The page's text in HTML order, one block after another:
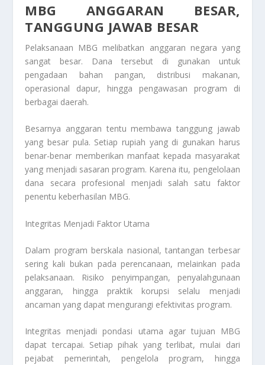
MBG ANGGARAN BESAR,
TANGGUNG JAWAB BESAR
Pelaksanaan MBG melibatkan anggaran negara yang
sangat besar. Dana tersebut di gunakan untuk
pengadaan bahan pangan, distribusi makanan,
operasional dapur, hingga pengawasan program di
berbagai daerah.
Besarnya anggaran tentu membawa tanggung jawab
yang besar pula. Setiap rupiah yang di gunakan harus
benar-benar memberikan manfaat kepada masyarakat
yang menjadi sasaran program. Karena itu, pengelolaan
dana secara profesional menjadi salah satu faktor
penentu keberhasilan MBG.
Integritas Menjadi Faktor Utama
Dalam program berskala nasional, tantangan terbesar
sering kali bukan pada perencanaan, melainkan pada
pelaksanaan. Risiko penyimpangan, penyalahgunaan
anggaran, hingga praktik korupsi selalu menjadi
ancaman yang dapat mengurangi efektivitas program.
Integritas menjadi pondasi utama agar tujuan MBG
dapat tercapai. Setiap pihak yang terlibat, mulai dari
pejabat pemerintah, pengelola program, hingga